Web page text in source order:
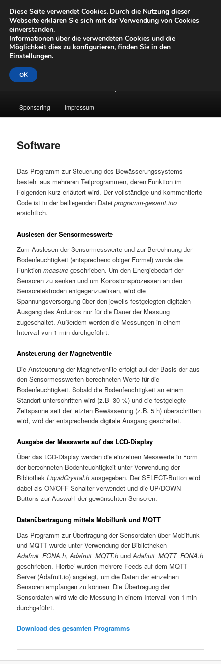
primären
Inhalt
springenOpenLabs
Hauptmenü
Sponsoring Impressum
Software
Das Programm zur Steuerung des Bewässerungssystems
besteht aus mehreren Teilprogrammen, deren Funktion im
Folgenden kurz erläutert wird. Der vollständige und kommentierte
Code ist in der beiliegenden Dateiprogramm-gesamt.ino
ersichtlich.
Auslesen der Sensormesswerte
Zum Auslesen der Sensormesswerte und zur Berechnung der
Bodenfeuchtigkeit (entsprechend obiger Formel) wurde die
Funktionmeasure geschrieben. Um den Energiebedarf der
Sensoren zu senken und um Korrosionsprozessen an den
Sensorelektroden entgegenzuwirken, wird die
Spannungsversorgung über den jeweils festgelegten digitalen
Ausgang des Arduinos nur für die Dauer der Messung
zugeschaltet. Außerdem werden die Messungen in einem
Intervall von 1 min durchgeführt.
Ansteuerung der Magnetventile
Die Ansteuerung der Magnetventile erfolgt auf der Basis der aus
den Sensormesswerten berechneten Werte für die
Bodenfeuchtigkeit. Sobald die Bodenfeuchtigkeit an einem
Standort unterschritten wird (z.B. 30 %) und die festgelegte
Zeitspanne seit der letzten Bewässerung (z.B. 5 h) überschritten
wird, wird der entsprechende digitale Ausgang geschaltet.
Ausgabe der Messwerte auf das LCD-Display
Über das LCD-Display werden die einzelnen Messwerte in Form
der berechneten Bodenfeuchtigkeit unter Verwendung der
BibliothekLiquidCrystal.h ausgegeben. Der SELECT-Button wird
dabei als ON/OFF-Schalter verwendet und die UP/DOWN-
Buttons zur Auswahl der gewünschten Sensoren.
Datenübertragung mittels Mobilfunk und MQTT
Das Programm zur Übertragung der Sensordaten über Mobilfunk
und MQTT wurde unter Verwendung der Bibliotheken
Adafruit_FONA.h,Adafruit_MQTT.h undAdafruit_MQTT_FONA.h
geschrieben. Hierbei wurden mehrere Feeds auf dem MQTT-
Server (Adafruit.io) angelegt, um die Daten der einzelnen
Sensoren empfangen zu können. Die Übertragung der
Sensordaten wird wie die Messung in einem Intervall von 1 min
durchgeführt.
Download des gesamten Programms
Diese Seite verwendet Cookies. Durch die Nutzung dieser
Webseite erklären Sie sich mit der Verwendung von Cookies
einverstanden.
Informationen über die verwendeten Cookies und die
Möglichkeit dies zu konfigurieren, finden Sie in den
Einstellungen.
OK